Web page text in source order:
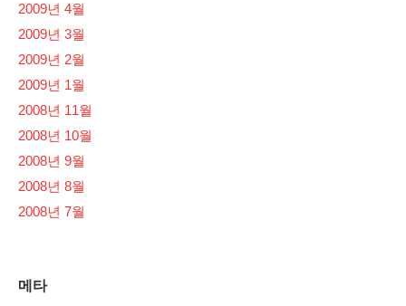
2009년 4월
2009년 3월
2009년 2월
2009년 1월
2008년 11월
2008년 10월
2008년 9월
2008년 8월
2008년 7월
메타